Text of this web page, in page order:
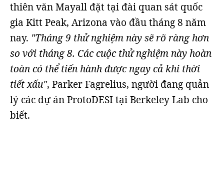
thiên văn Mayall đặt tại đài quan sát quốc
gia Kitt Peak, Arizona vào đầu tháng 8 năm
nay. "Tháng 9 thử nghiệm này sẽ rõ ràng hơn
so với tháng 8. Các cuộc thử nghiệm này hoàn
toàn có thể tiến hành được ngay cả khi thời
tiết xấu", Parker Fagrelius, người đang quản
lý các dự án ProtoDESI tại Berkeley Lab cho
biết.